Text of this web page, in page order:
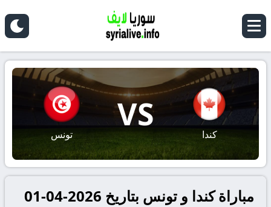
كندا
VS
تونس
مباراة كندا و تونس بتاريخ 2026-04-01